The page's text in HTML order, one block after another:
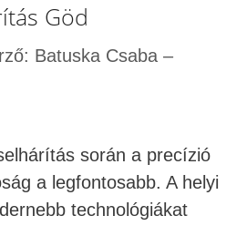
Göd
Batuska Csaba –
során a precízió
a legfontosabb. A helyi
technológiákat